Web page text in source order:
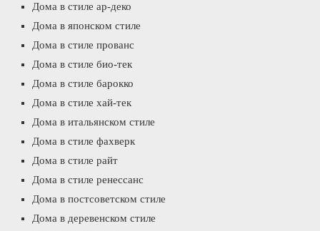
Дома в стиле ар-деко
Дома в японском стиле
Дома в стиле прованс
Дома в стиле био-тек
Дома в стиле барокко
Дома в стиле хай-тек
Дома в итальянском стиле
Дома в стиле фахверк
Дома в стиле райт
Дома в стиле ренессанс
Дома в постсоветском стиле
Дома в деревенском стиле